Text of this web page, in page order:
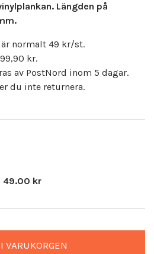
Längden på
normalt 49 kr/st.
kr.
av PostNord inom 5 dagar.
du inte returnera.
49.00 kr
VARUKORGEN